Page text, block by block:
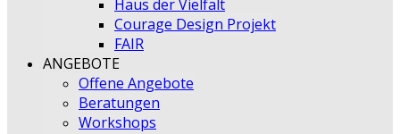
Haus der Vielfalt
Courage Design Projekt
FAIR
ANGEBOTE
Offene Angebote
Beratungen
Workshops